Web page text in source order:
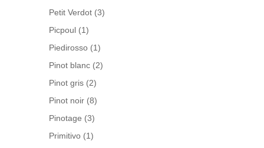
Petit Verdot (3)
Picpoul (1)
Piedirosso (1)
Pinot blanc (2)
Pinot gris (2)
Pinot noir (8)
Pinotage (3)
Primitivo (1)